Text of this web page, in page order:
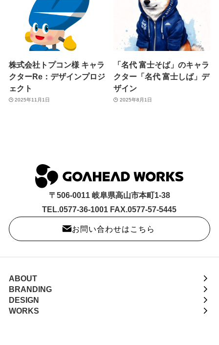
株式会社トプコン様 キャラ
クターRe：デザインプロジ
ェクト
2025年11月1日
「名代 富士そば」のキャラ
クター「名代 富士しば」デ
ザイン
2025年8月1日
〒506-0011 岐阜県高山市本町1-38
TEL.0577-36-1001 FAX.0577-57-5445
お問い合わせはこちら
ABOUT
BRANDING
DESIGN
WORKS